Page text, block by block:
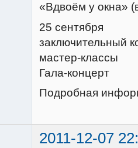
«Вдвоём у окна»
25 сентября
заключительный
мастер-классы
Гала-концерт
Подробная
2011-12-07